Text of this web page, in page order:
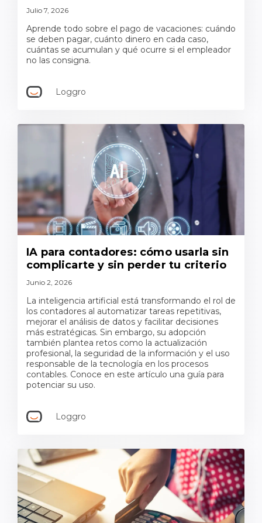
Julio 7, 2026
Aprende todo sobre el pago de vacaciones: cuándo
se deben pagar, cuánto dinero en cada caso,
cuántas se acumulan y qué ocurre si el empleador
no las consigna.
Loggro
IA para contadores: cómo usarla sin
complicarte y sin perder tu criterio
Junio 2, 2026
La inteligencia artificial está transformando el rol de
los contadores al automatizar tareas repetitivas,
mejorar el análisis de datos y facilitar decisiones
más estratégicas. Sin embargo, su adopción
también plantea retos como la actualización
profesional, la seguridad de la información y el uso
responsable de la tecnología en los procesos
contables. Conoce en este artículo una guía para
potenciar su uso.
Loggro